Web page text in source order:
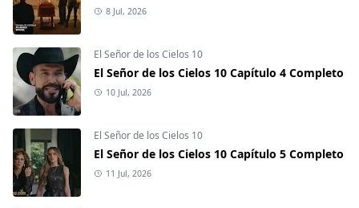
8 Jul, 2026
El Señor de los Cielos 10
El Señor de los Cielos 10 Capítulo 4 Completo
10 Jul, 2026
El Señor de los Cielos 10
El Señor de los Cielos 10 Capítulo 5 Completo
11 Jul, 2026